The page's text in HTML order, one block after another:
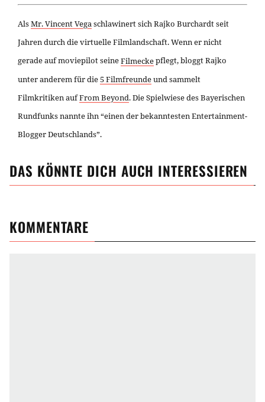
AlsMr. Vincent Vegaschlawinert sich Rajko Burchardt seit
Jahren durch die virtuelle Filmlandschaft. Wenn er nicht
gerade auf moviepilot seineFilmeckepflegt, bloggt Rajko
unter anderem für die5 Filmfreundeund sammelt
Filmkritiken aufFrom Beyond. Die Spielwiese des Bayerischen
Rundfunks nannte ihn “einen der bekanntesten Entertainment-
Blogger Deutschlands”.
DAS KÖNNTE DICH AUCH INTERESSIEREN
KOMMENTARE